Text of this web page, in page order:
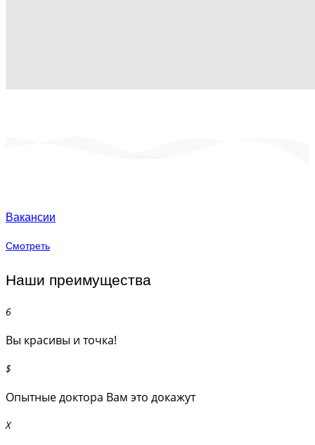
Вакансии
Смотреть
Наши преимущества
Вы красивы и точка!
Опытные доктора Вам это докажут